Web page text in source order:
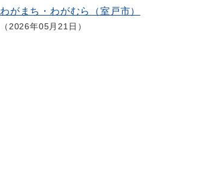
わがまち・わがむら（室戸市）
2026年05月21日